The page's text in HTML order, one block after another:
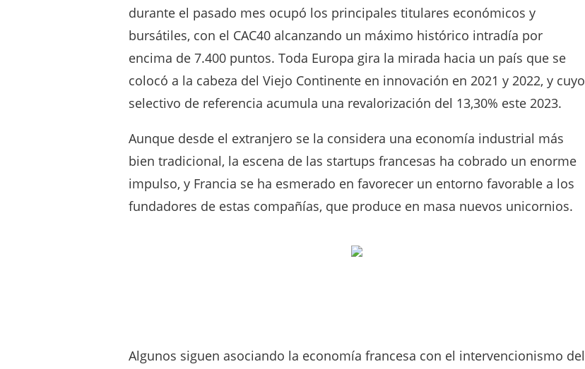
durante el pasado mes ocupó los principales titulares económicos y
bursátiles, con el CAC40 alcanzando un máximo histórico intradía por
encima de 7.400 puntos. Toda Europa gira la mirada hacia un país que se
colocó a la cabeza del Viejo Continente en innovación en 2021 y 2022, y cuyo
selectivo de referencia acumula una revalorización del 13,30% este 2023.
Aunque desde el extranjero se la considera una economía industrial más
bien tradicional, la escena de las startups francesas ha cobrado un enorme
impulso, y Francia se ha esmerado en favorecer un entorno favorable a los
fundadores de estas compañías, que produce en masa nuevos unicornios.
Algunos siguen asociando la economía francesa con el intervencionismo del